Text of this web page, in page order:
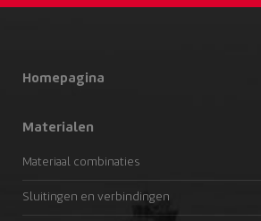
Homepagina
Materialen
Materiaal combinaties
Sluitingen en verbindingen